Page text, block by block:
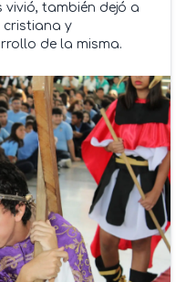
también dejó a
cristiana y
de la misma.